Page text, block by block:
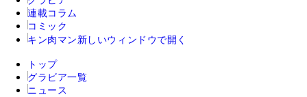
連載コラム
コミック
キン肉マン 新しいウィンドウで開く
トップ
グラビア一覧
ニュース